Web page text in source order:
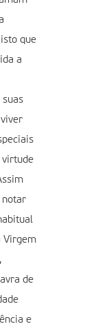
que
a
virtude
notar
Virgem
de
e